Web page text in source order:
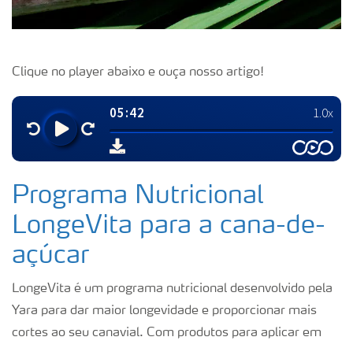
Clique no player abaixo e ouça nosso artigo!
Programa Nutricional
LongeVita para a cana-de-
açúcar
LongeVita é um programa nutricional desenvolvido pela
Yara para dar maior longevidade e proporcionar mais
cortes ao seu canavial. Com produtos para aplicar em